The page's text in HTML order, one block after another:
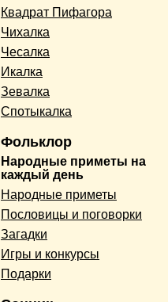
Квадрат Пифагора
Чихалка
Чесалка
Икалка
Зевалка
Спотыкалка
Фольклор
Народные приметы на
каждый день
Народные приметы
Пословицы и поговорки
Загадки
Игры и конкурсы
Подарки